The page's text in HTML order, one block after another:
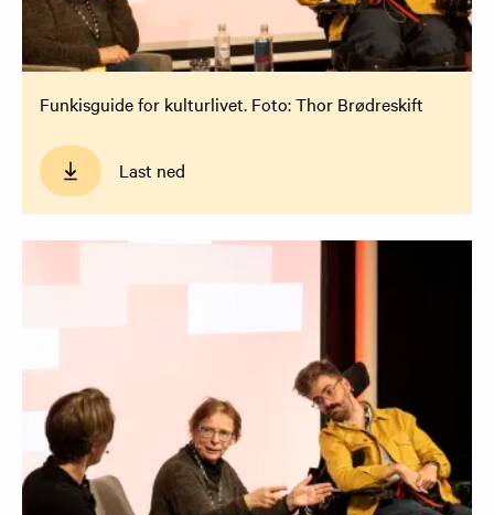
Funkisguide for kulturlivet. Foto: Thor Brødreskift
Last ned